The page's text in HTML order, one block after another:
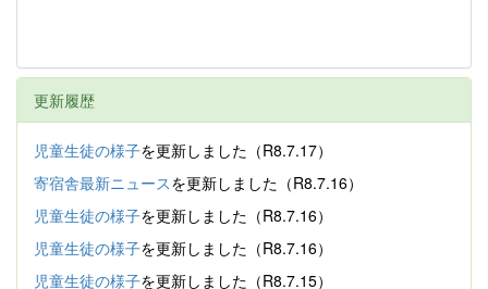
更新履歴
児童生徒の様子を更新しました（R8.7.17）
寄宿舎最新ニュースを更新しました（R8.7.16）
児童生徒の様子を更新しました（R8.7.16）
児童生徒の様子を更新しました（R8.7.16）
児童生徒の様子を更新しました（R8.7.15）